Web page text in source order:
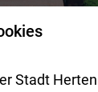
0)
springen 8)
I)
Stadt